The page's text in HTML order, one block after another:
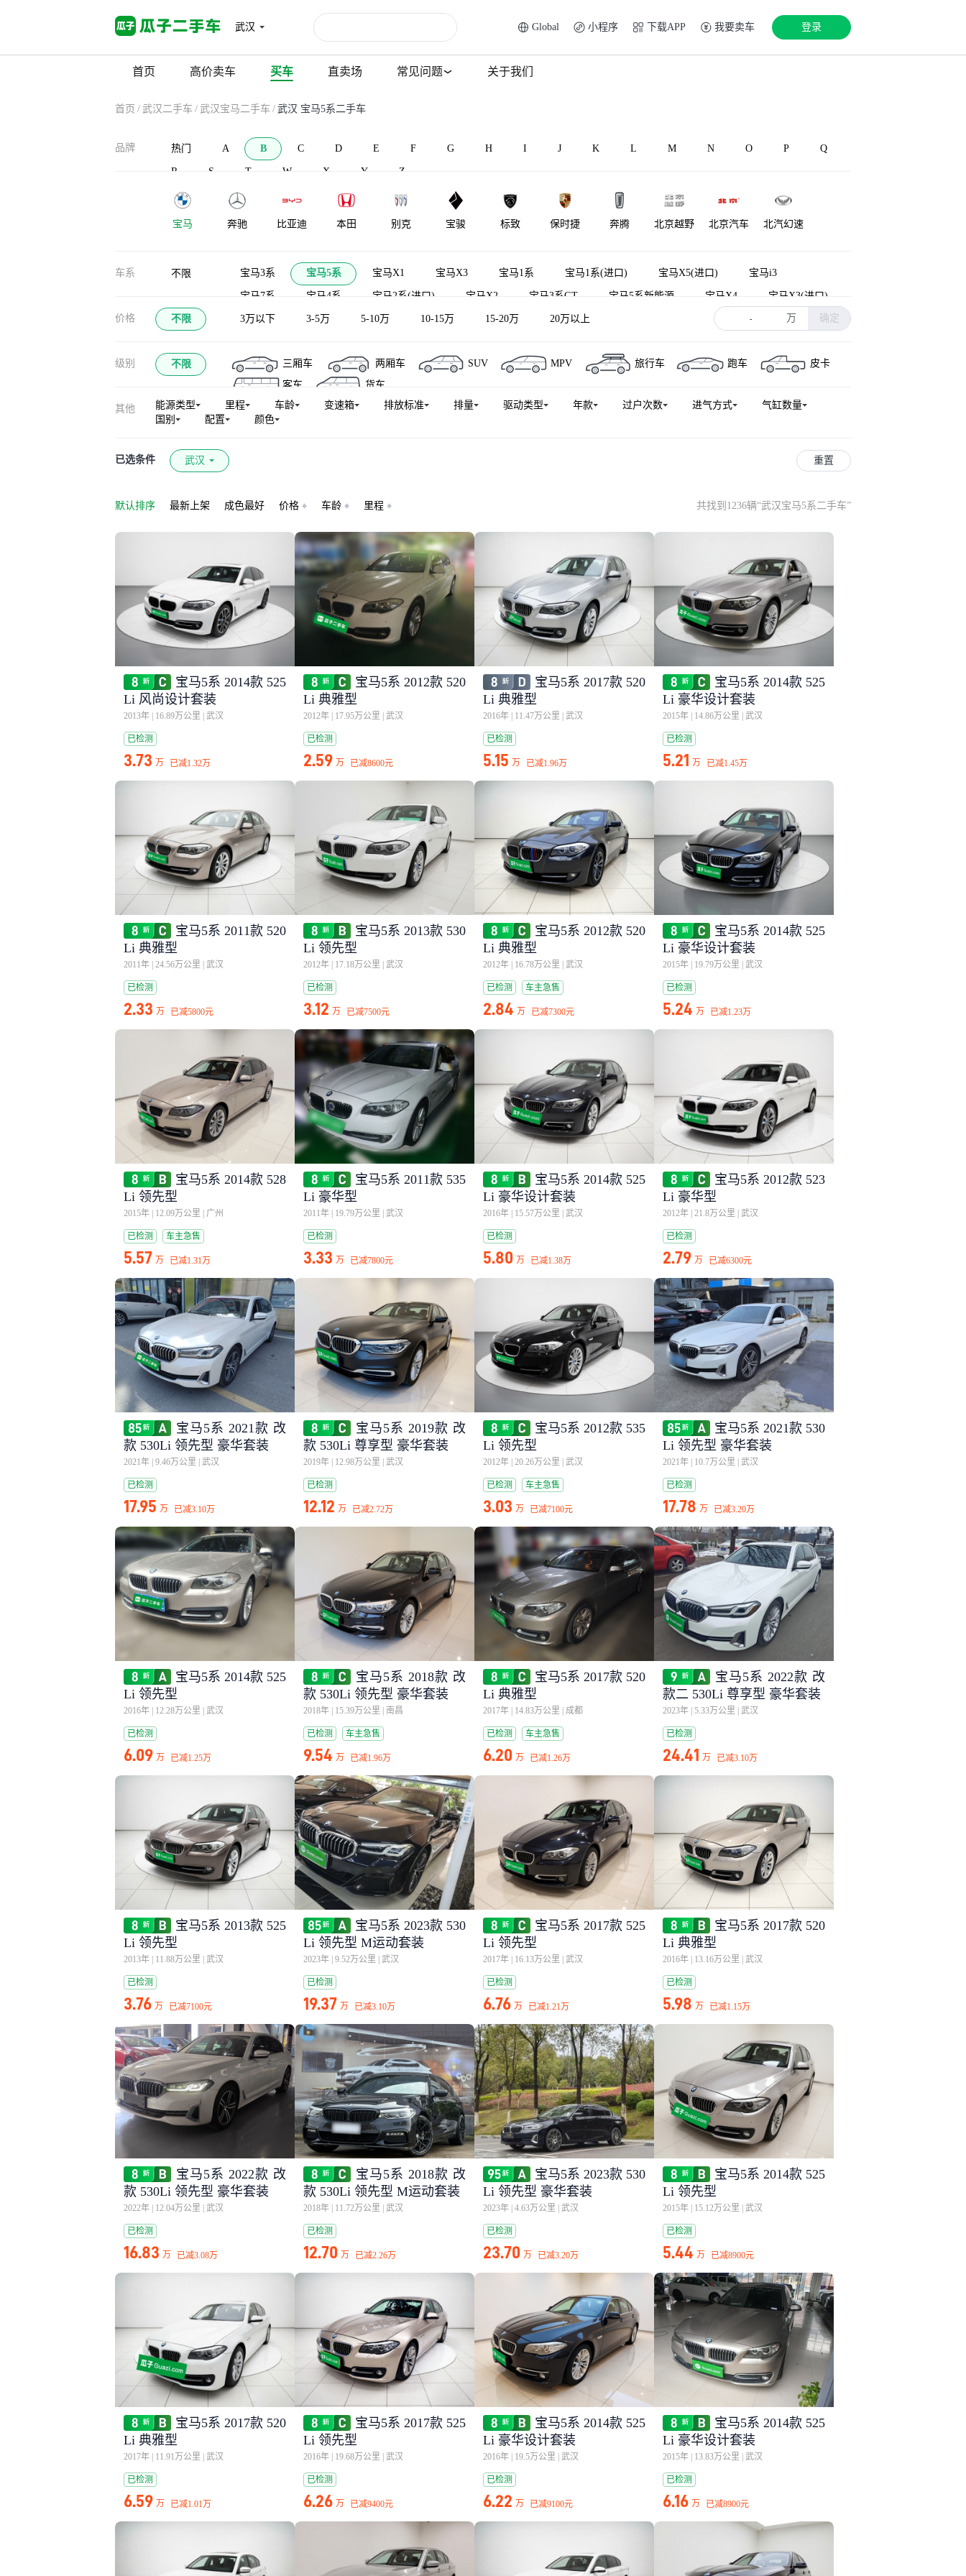
武汉 Global 小程序 下载APP 我要卖车 登录
首页 高价卖车 买车 直卖场 常见问题 关于我们
首页 / 武汉二手车 / 武汉宝马二手车 / 武汉 宝马5系二手车
品牌 热门 A B C D E F G H I J K L M N O P Q
R S T W X Y Z
宝马 奔驰 比亚迪 本田 别克 宝骏 标致 保时捷 奔腾 北京越野 北京汽车 北汽幻速
宝沃 北汽新能源 北汽威旺
BAW北汽制
造
北汽昌河 比速汽车 北汽瑞翔 宾利 百智新能源 铂驰 北汽雷驰
布加迪
车系 不限 宝马3系 宝马5系 宝马X1 宝马X3 宝马1系 宝马1系(进口) 宝马X5(进口) 宝马i3
宝马7系 宝马4系 宝马2系(进口) 宝马X2 宝马3系GT 宝马5系新能源 宝马X4 宝马X3(进口)
宝马2系旅行车 宝马6系GT 宝马X5 宝马X6 宝马iX3 宝马2系多功能旅行车
宝马X1新能源 宝马i5 宝马2系 宝马iX1 宝马2系旅行车(进口) 宝马iX 宝马i3(进口)
宝马X6（平行进口） 宝马i4
宝马M2 宝马X5 M 宝马M3 宝马XM 宝马X6 M 宝马i8 宝马M240i 宝马X5新能源(进口)
价格 不限 3万以下 3-5万 5-10万 10-15万 15-20万 20万以上 - 万 确定
级别 不限 三厢车 两厢车 SUV MPV 旅行车 跑车
皮卡
客车
货车
其他 能源类型 里程 车龄 变速箱 排放标准 排量 驱动类型 年款 过户次数 进气方式
气缸数量
国别
配置 颜色
已选条件 武汉 重置
默认排序 最新上架 成色最好 价格 车龄 里程 共找到1236辆“武汉宝马5系二手车”
宝马5系 2014款 525
Li 风尚设计套装
2013年 16.89万公里 武汉
已检测
3.73 万 已减1.32万
宝马5系 2012款 520
Li 典雅型
2012年 17.95万公里 武汉
已检测
2.59 万 已减8600元
宝马5系 2017款 520
Li 典雅型
2016年 11.47万公里 武汉
已检测
5.15 万 已减1.96万
宝马5系 2014款 525
Li 豪华设计套装
2015年 14.86万公里 武汉
已检测
5.21 万 已减1.45万
宝马5系 2011款 520
Li 典雅型
2011年 24.56万公里 武汉
已检测
2.33 万 已减5800元
宝马5系 2013款 530
Li 领先型
2012年 17.18万公里 武汉
已检测
3.12 万 已减7500元
宝马5系 2012款 520
Li 典雅型
2012年 16.78万公里 武汉
已检测 车主急售
2.84 万 已减7300元
宝马5系 2014款 525
Li 豪华设计套装
2015年 19.79万公里 武汉
已检测
5.24 万 已减1.23万
宝马5系 2014款 528
Li 领先型
2015年 12.09万公里 广州
已检测 车主急售
5.57 万 已减1.31万
宝马5系 2011款 535
Li 豪华型
2011年 19.79万公里 武汉
已检测
3.33 万 已减7800元
宝马5系 2014款 525
Li 豪华设计套装
2016年 15.57万公里 武汉
已检测
5.80 万 已减1.38万
宝马5系 2012款 523
Li 豪华型
2012年 21.8万公里 武汉
已检测
2.79 万 已减6300元
宝马5系 2021款 改
款 530Li 领先型 豪华套装
2021年 9.46万公里 武汉
已检测
17.95 万 已减3.10万
宝马5系 2019款 改
款 530Li 尊享型 豪华套装
2019年 12.98万公里 武汉
已检测
12.12 万 已减2.72万
宝马5系 2012款 535
Li 领先型
2012年 20.26万公里 武汉
已检测 车主急售
3.03 万 已减7100元
宝马5系 2021款 530
Li 领先型 豪华套装
2021年 10.7万公里 武汉
已检测
17.78 万 已减3.20万
宝马5系 2014款 525
Li 领先型
2016年 12.28万公里 武汉
已检测
6.09 万 已减1.25万
宝马5系 2018款 改
款 530Li 领先型 豪华套装
2018年 15.39万公里 南昌
已检测 车主急售
9.54 万 已减1.96万
宝马5系 2017款 520
Li 典雅型
2017年 14.83万公里 成都
已检测 车主急售
6.20 万 已减1.26万
宝马5系 2022款 改
款二 530Li 尊享型 豪华套装
2023年 5.33万公里 武汉
已检测
24.41 万 已减3.10万
宝马5系 2013款 525
Li 领先型
2013年 11.88万公里 武汉
已检测
3.76 万 已减7100元
宝马5系 2023款 530
Li 领先型 M运动套装
2023年 9.52万公里 武汉
已检测
19.37 万 已减3.10万
宝马5系 2017款 525
Li 领先型
2017年 16.13万公里 武汉
已检测
6.76 万 已减1.21万
宝马5系 2017款 520
Li 典雅型
2016年 13.16万公里 武汉
已检测
5.98 万 已减1.15万
宝马5系 2022款 改
款 530Li 领先型 豪华套装
2022年 12.04万公里 武汉
已检测
16.83 万 已减3.08万
宝马5系 2018款 改
款 530Li 领先型 M运动套装
2018年 11.72万公里 武汉
已检测
12.70 万 已减2.26万
宝马5系 2023款 530
Li 领先型 豪华套装
2023年 4.63万公里 武汉
已检测
23.70 万 已减3.20万
宝马5系 2014款 525
Li 领先型
2015年 15.12万公里 武汉
已检测
5.44 万 已减8900元
宝马5系 2017款 520
Li 典雅型
2017年 11.91万公里 武汉
已检测
6.59 万 已减1.01万
宝马5系 2017款 525
Li 领先型
2016年 19.68万公里 武汉
已检测
6.26 万 已减9400元
宝马5系 2014款 525
Li 豪华设计套装
2016年 19.5万公里 武汉
已检测
6.22 万 已减9100元
宝马5系 2014款 525
Li 豪华设计套装
2015年 13.83万公里 武汉
已检测
6.16 万 已减8900元